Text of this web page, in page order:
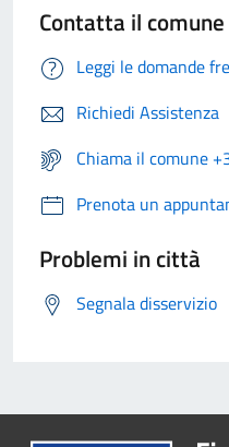
Contatta il comune
Leggi le domande
Richiedi Assistenza
Chiama il comune
Prenota un
Problemi in città
Segnala disservizio